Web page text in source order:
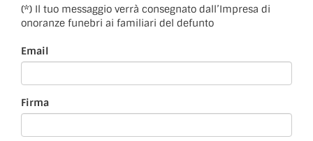
(*) Il tuo messaggio verrà consegnato dall’Impresa di
onoranze funebri ai familiari del defunto
Email
Firma